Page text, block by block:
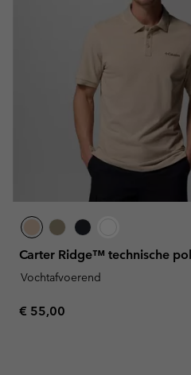
Carter Ridge™ technische
Vochtafvoerend
Regular price:
€ 55,00